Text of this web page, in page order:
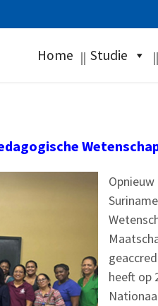
Home Studie
heeft op